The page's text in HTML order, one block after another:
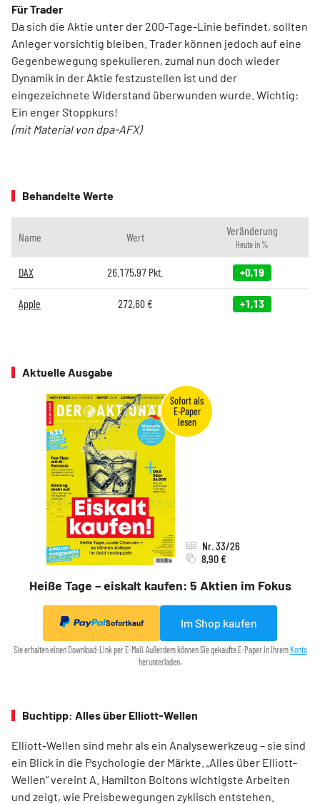
Für Trader
Da sich die Aktie unter der 200-Tage-Linie befindet, sollten
Anleger vorsichtig bleiben. Trader können jedoch auf eine
Gegenbewegung spekulieren, zumal nun doch wieder
Dynamik in der Aktie festzustellen ist und der
eingezeichnete Widerstand überwunden wurde. Wichtig:
Ein enger Stoppkurs!
(mit Material von dpa-AFX)
Behandelte Werte
Name Wert Veränderung
Heute in %
DAX 26.175,97 Pkt. +0,19
Apple 272,60€ +1,13
Aktuelle Ausgabe
Heiße Tage – eiskalt kaufen: 5 Aktien im Fokus
Nr. 33/26
8,90 €
Sofortkauf Im Shop kaufen
Sie erhalten einen Download-Link per E-Mail. Außerdem können Sie gekaufte E-Paper in Ihrem Konto
herunterladen.
Buchtipp: Alles über Elliott-Wellen
Elliott-Wellen sind mehr als ein Analysewerkzeug – sie sind
ein Blick in die Psychologie der Märkte. „Alles über Elliott-
Wellen“ vereint A. Hamilton Boltons wichtigste Arbeiten
und zeigt, wie Preisbewegungen zyklisch entstehen.